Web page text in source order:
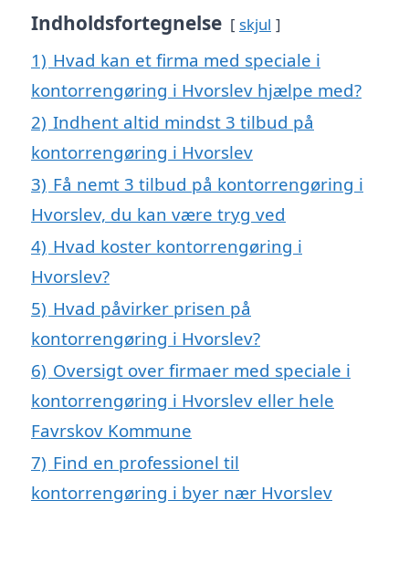
Indholdsfortegnelse skjul
1) Hvad kan et firma med speciale i
kontorrengøring i Hvorslev hjælpe med?
2) Indhent altid mindst 3 tilbud på
kontorrengøring i Hvorslev
3) Få nemt 3 tilbud på kontorrengøring i
Hvorslev, du kan være tryg ved
4) Hvad koster kontorrengøring i
Hvorslev?
5) Hvad påvirker prisen på
kontorrengøring i Hvorslev?
6) Oversigt over firmaer med speciale i
kontorrengøring i Hvorslev eller hele
Favrskov Kommune
7) Find en professionel til
kontorrengøring i byer nær Hvorslev